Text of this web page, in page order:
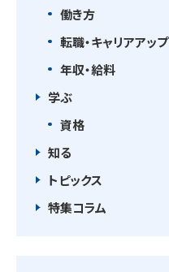
働き方
転職・キャリアアップ
年収・給料
学ぶ
資格
知る
トピックス
特集コラム